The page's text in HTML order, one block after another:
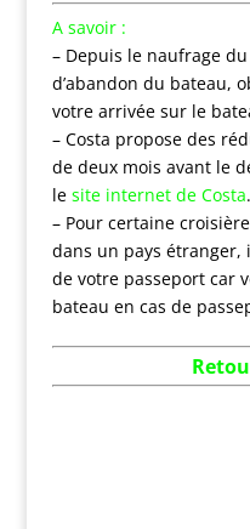
A savoir :
– Depuis le naufrage
d’abandon du bateau,
votre arrivée sur le
– Costa propose des
de deux mois avant le
le site internet de Costa.
– Pour certaine
dans un pays étranger,
de votre passeport car
bateau en cas de